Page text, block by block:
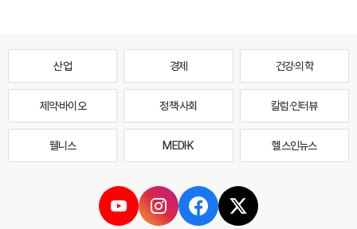
산업 경제 건강·의학
제약·바이오 정책·사회 칼럼·인터뷰
웰니스 MEDI·K 헬스인뉴스